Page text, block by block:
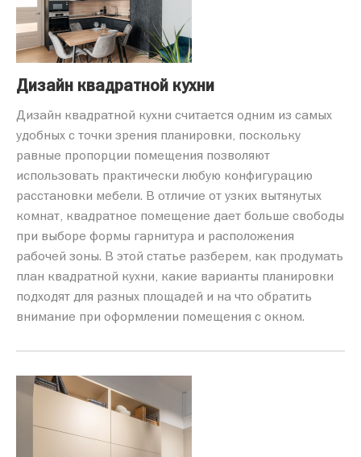
Дизайн квадратной кухни
Дизайн квадратной кухни считается одним из самых
удобных с точки зрения планировки, поскольку
равные пропорции помещения позволяют
использовать практически любую конфигурацию
расстановки мебели. В отличие от узких вытянутых
комнат, квадратное помещение дает больше свободы
при выборе формы гарнитура и расположения
рабочей зоны. В этой статье разберем, как продумать
план квадратной кухни, какие варианты планировки
подходят для разных площадей и на что обратить
внимание при оформлении помещения с окном.